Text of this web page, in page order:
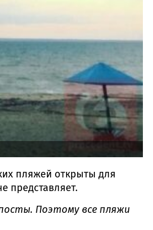
пляжей открыты для
представляет.
Поэтому все пляжи